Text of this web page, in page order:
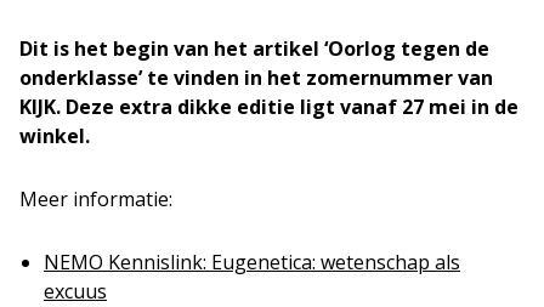
Dit is het begin van het artikel ‘Oorlog tegen de
onderklasse’ te vinden in het zomernummer van
KIJK. Deze extra dikke editie ligt vanaf 27 mei in de
winkel.
Meer informatie:
NEMO Kennislink: Eugenetica: wetenschap als
excuus